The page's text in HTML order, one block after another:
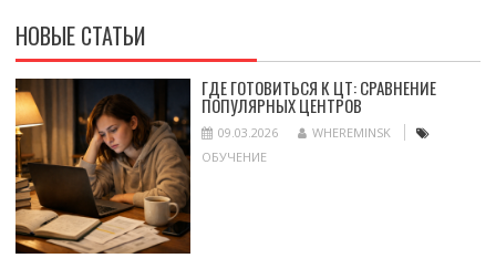
НОВЫЕ СТАТЬИ
ГДЕ ГОТОВИТЬСЯ К ЦТ: СРАВНЕНИЕ
ПОПУЛЯРНЫХ ЦЕНТРОВ
09.03.2026
WHEREMINSK
ОБУЧЕНИЕ